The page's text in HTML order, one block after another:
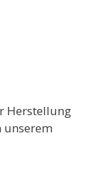
Herstellung
unserem